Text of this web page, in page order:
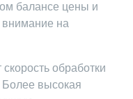
балансе цены и
внимание на
обработки
высокая